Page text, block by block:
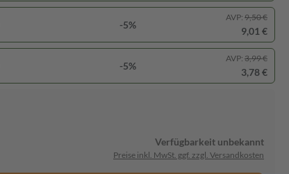
-5%
AVP: 9,50 €
9,01 €
-5%
AVP: 3,99 €
3,78 €
Verfügbarkeit unbekannt
Preise inkl. MwSt. ggf. zzgl. Versandkosten